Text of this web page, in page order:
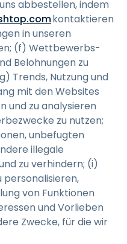
abbestellen, indem
kontaktieren
in unseren
(f) Wettbewerbs-
Belohnungen zu
Trends, Nutzung und
mit den Websites
und zu analysieren
zu nutzen;
unbefugten
illegale
zu verhindern; (i)
personalisieren,
von Funktionen
und Vorlieben
Zwecke, für die wir